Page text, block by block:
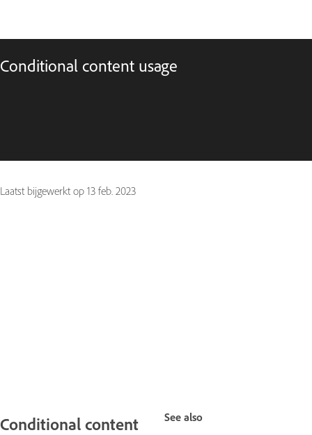
Conditional content usage
Laatst bijgewerkt op 13 feb. 2023
Conditional content
See also